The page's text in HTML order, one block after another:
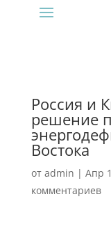
Россия и
решение
Востока
от admin | Апр
комментариев